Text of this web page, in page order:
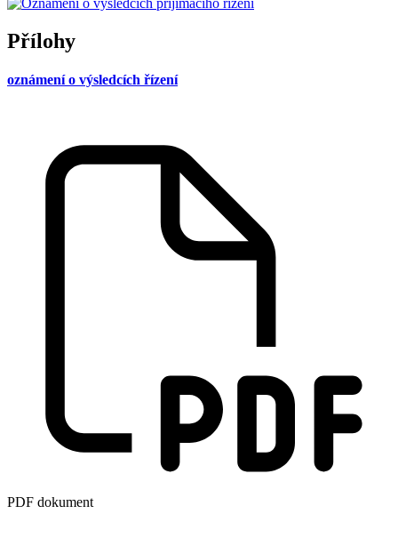
Přílohy
oznámení o výsledcích řízení
PDF dokument